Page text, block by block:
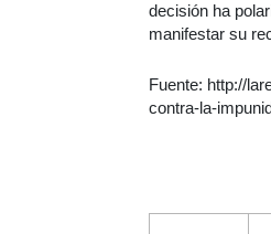
decisión ha
manifestar su
Fuente: http://
contra-la-